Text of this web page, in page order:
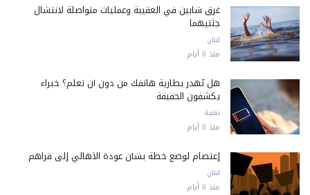
غرق شابين في العقيبة وعمليات متواصلة لانتشال
جثتيهما
لبنان
منذ 6 أيام
هل تُهدر بطارية هاتفك من دون أن تعلم؟ خبراء
يكشفون الحقيقة
تقنية
منذ 6 أيام
إعتصام لوضع خطة بشأن عودة الأهالي إلى قراهم
لبنان
منذ 6 أيام